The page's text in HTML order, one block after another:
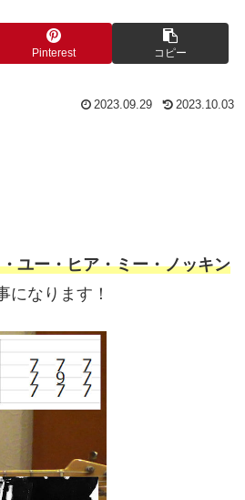
Pinterest コピー
2023.09.29 2023.10.03
ユー・ヒア・ミー・ノッキン
になります！